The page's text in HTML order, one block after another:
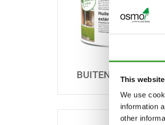
This
We use
information
other
BUITEN OLIE-BEITS